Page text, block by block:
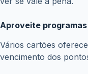
Vários cartões
vencimento dos